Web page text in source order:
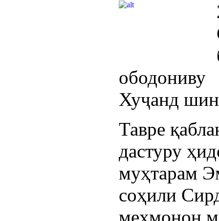
Хуҷанд
Тавре
дастуру
муҳтарам
соҳили
меҳмонон